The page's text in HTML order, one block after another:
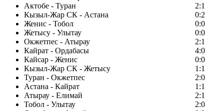
Актобе - Туран
2:1
Кызыл-Жар СК - Астана
0:2
Женис - Тобол
0:0
Жетысу - Улытау
0:0
Окжетпес - Атырау
2:1
Кайрат - Ордабасы
4:0
Кайсар - Женис
0:0
Кызыл-Жар СК - Жетысу
1:1
Туран - Окжетпес
2:0
Астана - Кайрат
1:1
Атырау - Елимай
2:1
Тобол - Улытау
2:0